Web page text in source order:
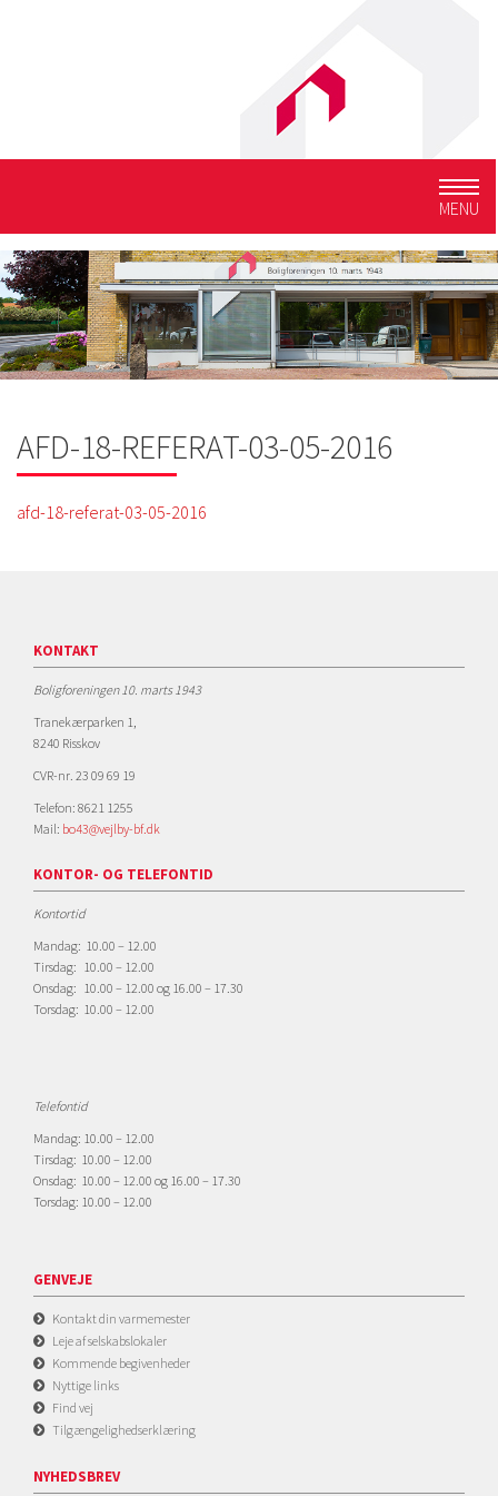
MENU
AFD-18-REFERAT-03-05-2016
afd-18-referat-03-05-2016
KONTAKT
Boligforeningen 10. marts 1943
Tranekærparken 1,
8240 Risskov
CVR-nr. 23 09 69 19
Telefon: 8621 1255
Mail: bo43@vejlby-bf.dk
KONTOR- OG TELEFONTID
Kontortid
Mandag: 10.00 – 12.00
Tirsdag: 10.00 – 12.00
Onsdag: 10.00 – 12.00 og 16.00 – 17.30
Torsdag: 10.00 – 12.00
Telefontid
Mandag: 10.00 – 12.00
Tirsdag: 10.00 – 12.00
Onsdag: 10.00 – 12.00 og 16.00 – 17.30
Torsdag: 10.00 – 12.00
GENVEJE
Kontakt din varmemester
Leje af selskabslokaler
Kommende begivenheder
Nyttige links
Find vej
Tilgængelighedserklæring
NYHEDSBREV